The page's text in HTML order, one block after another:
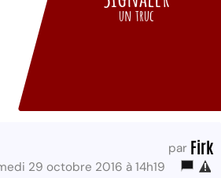
un truc
par Firk
29 octobre 2016 à 14h19